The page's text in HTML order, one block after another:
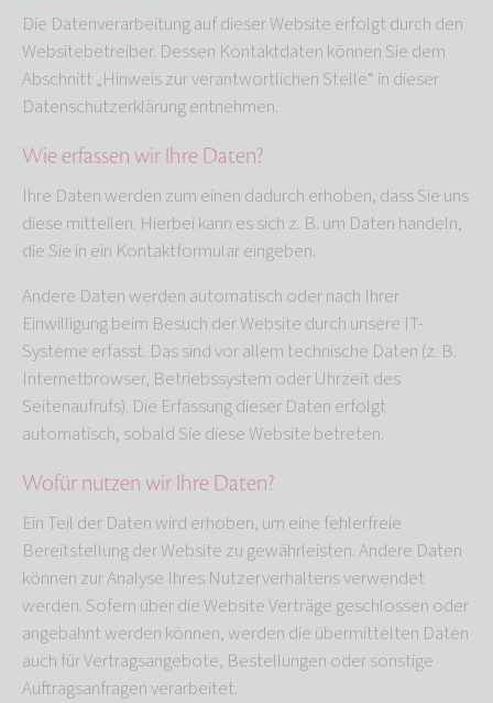
Die Datenverarbeitung auf dieser Website erfolgt durch den
Websitebetreiber. Dessen Kontaktdaten können Sie dem
Abschnitt „Hinweis zur verantwortlichen Stelle“ in dieser
Datenschutzerklärung entnehmen.
Wie erfassen wir Ihre Daten?
Ihre Daten werden zum einen dadurch erhoben, dass Sie uns
diese mitteilen. Hierbei kann es sich z. B. um Daten handeln,
die Sie in ein Kontaktformular eingeben.
Andere Daten werden automatisch oder nach Ihrer
Einwilligung beim Besuch der Website durch unsere IT-
Systeme erfasst. Das sind vor allem technische Daten (z. B.
Internetbrowser, Betriebssystem oder Uhrzeit des
Seitenaufrufs). Die Erfassung dieser Daten erfolgt
automatisch, sobald Sie diese Website betreten.
Wofür nutzen wir Ihre Daten?
Ein Teil der Daten wird erhoben, um eine fehlerfreie
Bereitstellung der Website zu gewährleisten. Andere Daten
können zur Analyse Ihres Nutzerverhaltens verwendet
werden. Sofern über die Website Verträge geschlossen oder
angebahnt werden können, werden die übermittelten Daten
auch für Vertragsangebote, Bestellungen oder sonstige
Auftragsanfragen verarbeitet.